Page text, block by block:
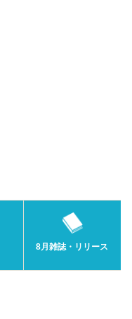
8月雑誌・リリース